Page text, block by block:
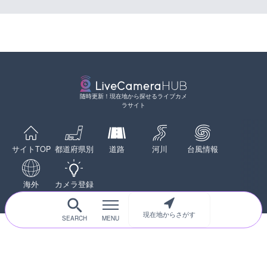
現在地からさがす
随時更新！現在地から探せるライブカメ
ラサイト
サイトTOP 都道府県別 道路 河川 台風情報
海外 カメラ登録